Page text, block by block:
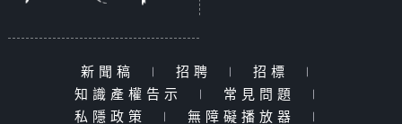
新聞稿 | 招聘 | 招標
|
知識產權告示
| 常見問題
|
私隱政策
| 無障礙播放器 |